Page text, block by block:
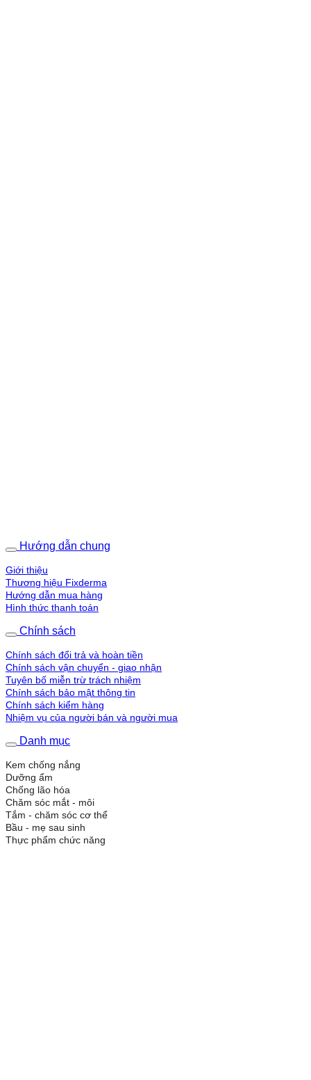
Hướng dẫn chung
Giới thiệu
Thương hiệu Fixderma
Hướng dẫn mua hàng
Hình thức thanh toán
Chính sách
Chính sách đổi trả và hoàn tiền
Chính sách vận chuyển - giao nhận
Tuyên bố miễn trừ trách nhiệm
Chính sách bảo mật thông tin
Chính sách kiểm hàng
Nhiệm vụ của người bán và người mua
Danh mục
Kem chống nắng
Dưỡng ẩm
Chống lão hóa
Chăm sóc mắt - môi
Tắm - chăm sóc cơ thể
Bầu - mẹ sau sinh
Thực phẩm chức năng